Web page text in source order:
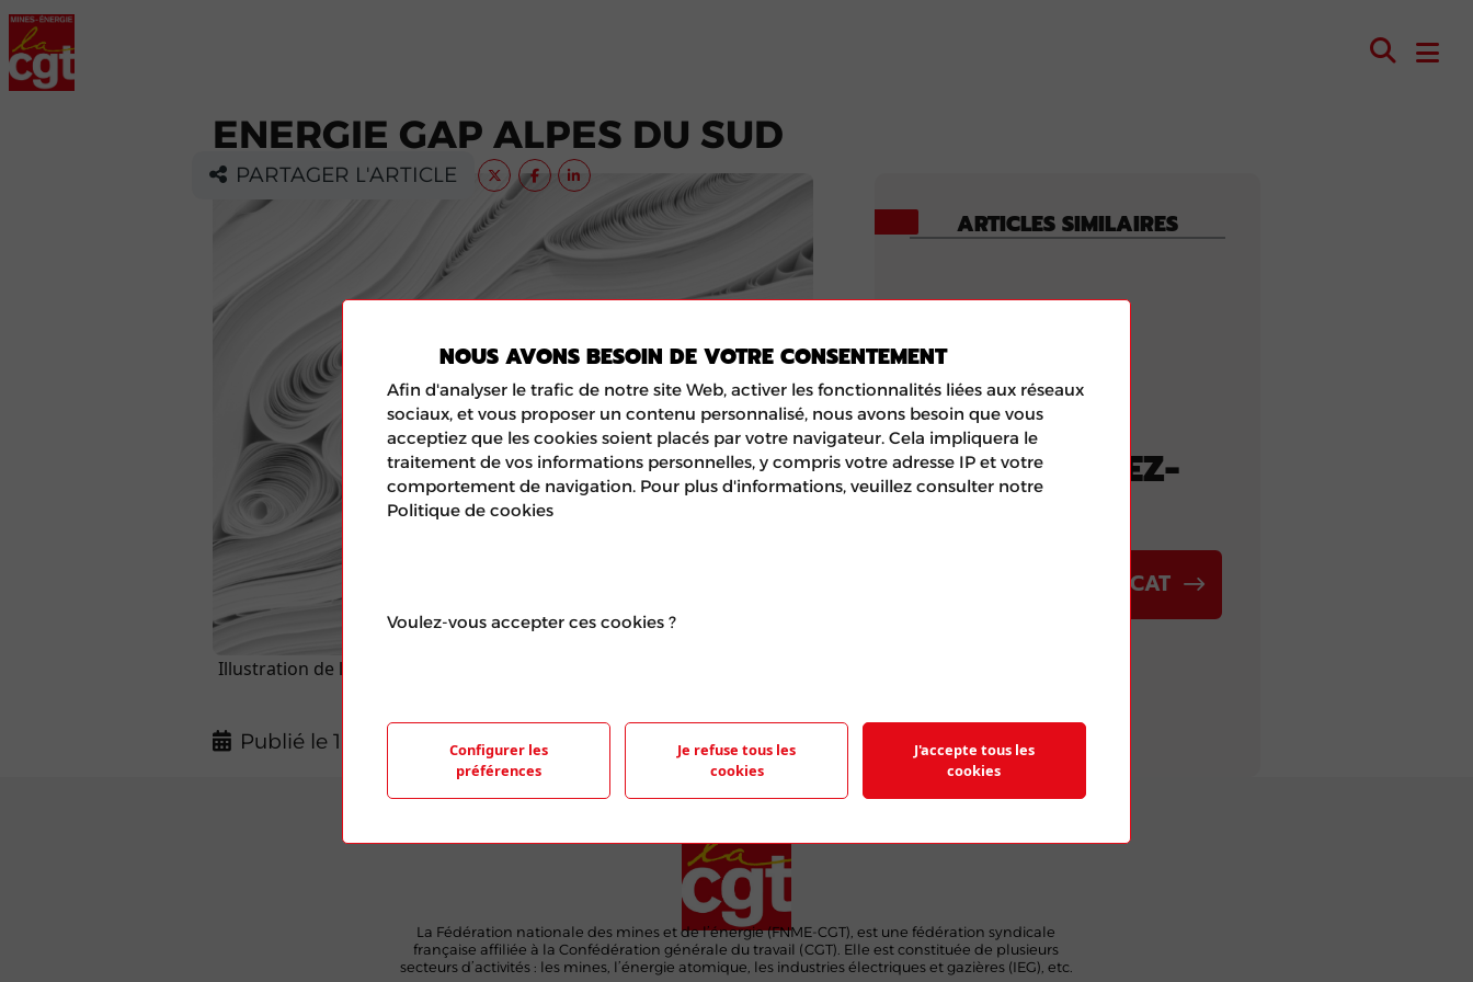
ENERGIE GAP ALPES DU SUD
Illustration de l'article aléatoire représentant le logo de la FNME-CGT et
Publié le 19 Mar 2024
PARTAGER L'ARTICLE
ARTICLES SIMILAIRES
RETROUVEZ-
TROUVER UN SYNDICAT
La Fédération nationale des mines et de l’énergie (FNME-CGT), est une fédération syndicale
française affiliée à la Confédération générale du travail (CGT). Elle est constituée de plusieurs
secteurs d’activités : les mines, l’énergie atomique, les industries électriques et gazières (IEG), etc.
NOUS AVONS BESOIN DE VOTRE CONSENTEMENT
Afin d'analyser le trafic de notre site Web, activer les fonctionnalités liées aux réseaux
sociaux, et vous proposer un contenu personnalisé, nous avons besoin que vous
acceptiez que les cookies soient placés par votre navigateur. Cela impliquera le
traitement de vos informations personnelles, y compris votre adresse IP et votre
comportement de navigation. Pour plus d'informations, veuillez consulter notre
Politique de cookies
Voulez-vous accepter ces cookies ?
Configurer les
préférences
Je refuse tous les
cookies
J'accepte tous les
cookies